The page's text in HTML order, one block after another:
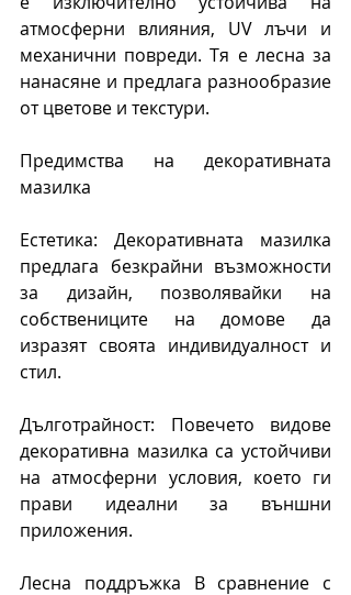
атмосферни влияния, UV лъчи и
механични повреди. Тя е лесна за
нанасяне и предлага разнообразие
от цветове и текстури.
Предимства на декоративната
мазилка
Естетика: Декоративната мазилка
предлага безкрайни възможности
за дизайн, позволявайки на
собствениците на домове да
изразят своята индивидуалност и
стил.
Дълготрайност: Повечето видове
декоративна мазилка са устойчиви
на атмосферни условия, което ги
прави идеални за външни
приложения.
Лесна поддръжка В сравнение с